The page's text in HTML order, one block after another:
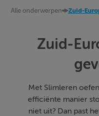
Alle onderwerpen Zuid-
Zuid-
Met Slimleren
efficiënte manier
niet uit? Dan past